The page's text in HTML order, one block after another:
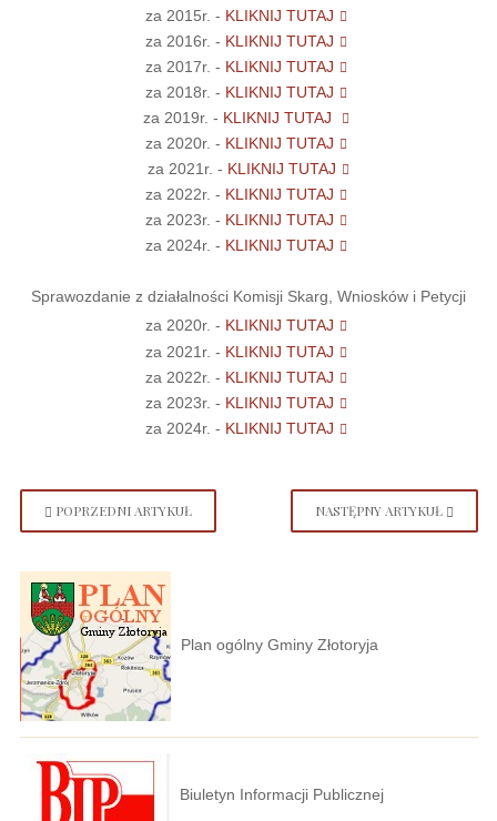
za 2015r. - KLIKNIJ TUTAJ
za 2016r. - KLIKNIJ TUTAJ
za 2017r. - KLIKNIJ TUTAJ
za 2018r. - KLIKNIJ TUTAJ
za 2019r. - KLIKNIJ TUTAJ
za 2020r. - KLIKNIJ TUTAJ
za 2021r. - KLIKNIJ TUTAJ
za 2022r. - KLIKNIJ TUTAJ
za 2023r. - KLIKNIJ TUTAJ
za 2024r. - KLIKNIJ TUTAJ
Sprawozdanie z działalności Komisji Skarg, Wniosków i Petycji
za 2020r. - KLIKNIJ TUTAJ
za 2021r. - KLIKNIJ TUTAJ
za 2022r. - KLIKNIJ TUTAJ
za 2023r. - KLIKNIJ TUTAJ
za 2024r. - KLIKNIJ TUTAJ
POPRZEDNI ARTYKUŁ NASTĘPNY ARTYKUŁ
Plan ogólny Gminy Złotoryja
Biuletyn Informacji Publicznej